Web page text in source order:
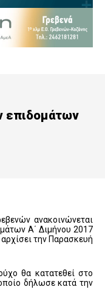
επιδομάτων
ανακοινώνεται
Α΄ Διμήνου 2017
την Παρασκευή
θα κατατεθεί στο
δήλωσε κατά την